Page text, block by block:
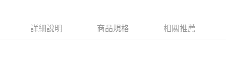
詳細說明 商品規格 相關推薦